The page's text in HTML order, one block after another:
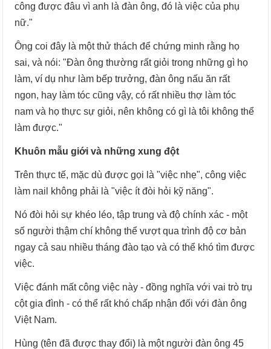
công được đâu vì anh là đàn ông, đó là việc của phụ
nữ."
Ông coi đây là một thử thách để chứng minh rằng họ
sai, và nói: "Đàn ông thường rất giỏi trong những gì họ
làm, ví dụ như làm bếp trưởng, đàn ông nấu ăn rất
ngon, hay làm tóc cũng vậy, có rất nhiều thợ làm tóc
nam và họ thực sự giỏi, nên không có gì là tôi không thể
làm được."
Khuôn mẫu giới và những xung đột
Trên thực tế, mặc dù được gọi là "việc nhẹ", công việc
làm nail không phải là "việc ít đòi hỏi kỹ năng".
Nó đòi hỏi sự khéo léo, tập trung và độ chính xác - một
số người thậm chí không thể vượt qua trình độ cơ bản
ngay cả sau nhiều tháng đào tạo và có thể khó tìm được
việc.
Việc đánh mất công việc này - đồng nghĩa với vai trò trụ
cột gia đình - có thể rất khó chấp nhận đối với đàn ông
Việt Nam.
Hùng (tên đã được thay đổi) là một người đàn ông 45